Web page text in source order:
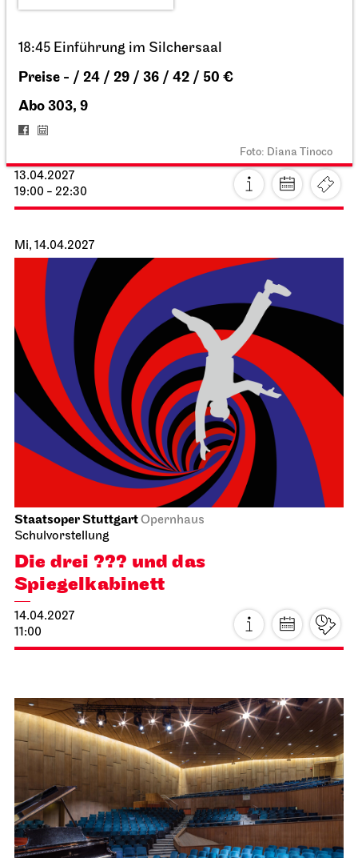
17:00 - 20:30
Mo, 29.03.2027
Stuttgarter Ballett
Opernhaus
Ballettabend
MODERN ELEGIES
29.03.2027
Di, 30.03.2027
Staatsoper StuttgartOpernhaus
La traviata
30.03.2027